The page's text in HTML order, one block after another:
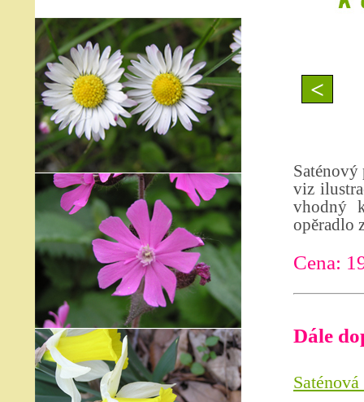
<
viz
vhodný
opěradlo
Cena:
Dále